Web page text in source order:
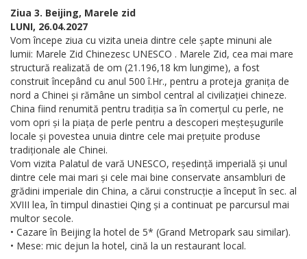
Ziua 3. Beijing, Marele zid
LUNI, 26.04.2027
Vom începe ziua cu vizita uneia dintre cele șapte minuni ale
lumii: Marele Zid Chinezesc UNESCO . Marele Zid, cea mai mare
structură realizată de om (21.196,18 km lungime), a fost
construit începând cu anul 500 î.Hr., pentru a proteja granița de
nord a Chinei și rămâne un simbol central al civilizației chineze.
China fiind renumită pentru tradiția sa în comerțul cu perle, ne
vom opri și la piața de perle pentru a descoperi meșteșugurile
locale și povestea unuia dintre cele mai prețuite produse
tradiționale ale Chinei.
Vom vizita Palatul de vară UNESCO, reședință imperială și unul
dintre cele mai mari și cele mai bine conservate ansambluri de
grădini imperiale din China, a cărui construcție a început în sec. al
XVIII lea, în timpul dinastiei Qing și a continuat pe parcursul mai
multor secole.
• Cazare în Beijing la hotel de 5* (Grand Metropark sau similar).
• Mese: mic dejun la hotel, cină la un restaurant local.